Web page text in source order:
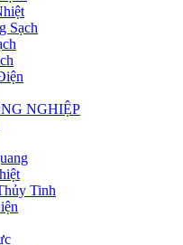
Sạch
NGHIỆP
Tinh